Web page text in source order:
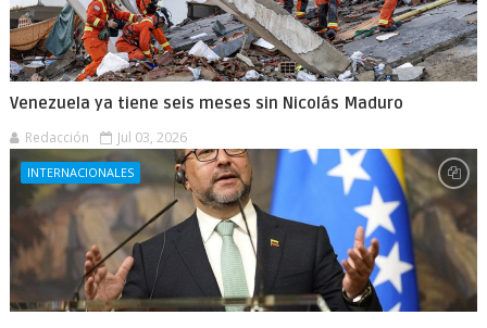
Venezuela ya tiene seis meses sin Nicolás Maduro
Redacción Jul 03, 2026
INTERNACIONALES